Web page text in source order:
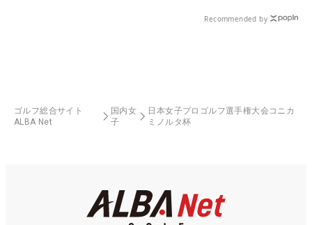
Recommended by
ゴルフ総合サイト
ALBA Net
国内女
子
日本女子プロゴルフ選手権大会コニカ
ミノルタ杯